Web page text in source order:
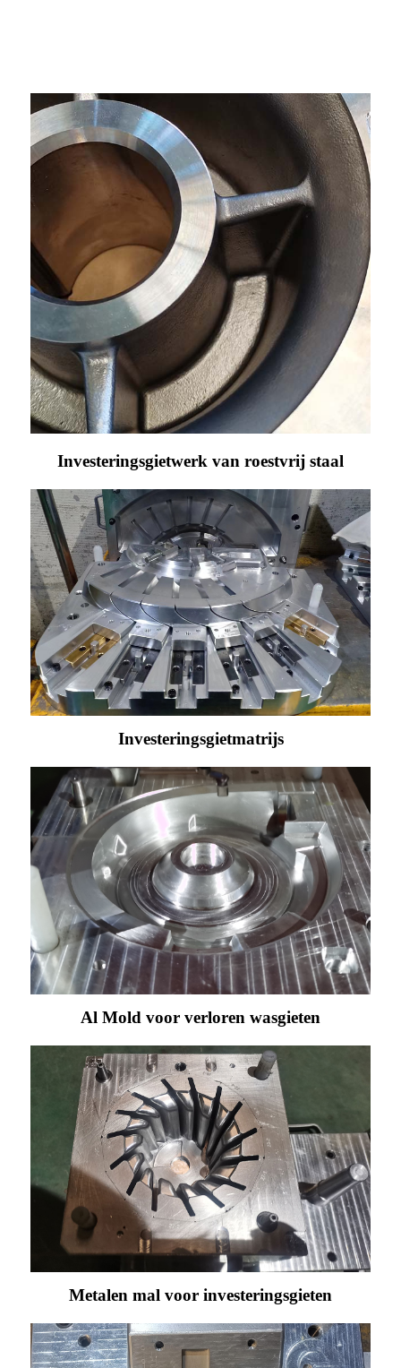
Investeringsgietwerk van roestvrij staal
Investeringsgietmatrijs
Al Mold voor verloren wasgieten
Metalen mal voor investeringsgieten